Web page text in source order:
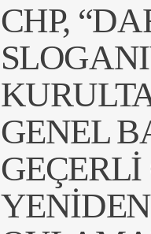
CHP,
GENEL